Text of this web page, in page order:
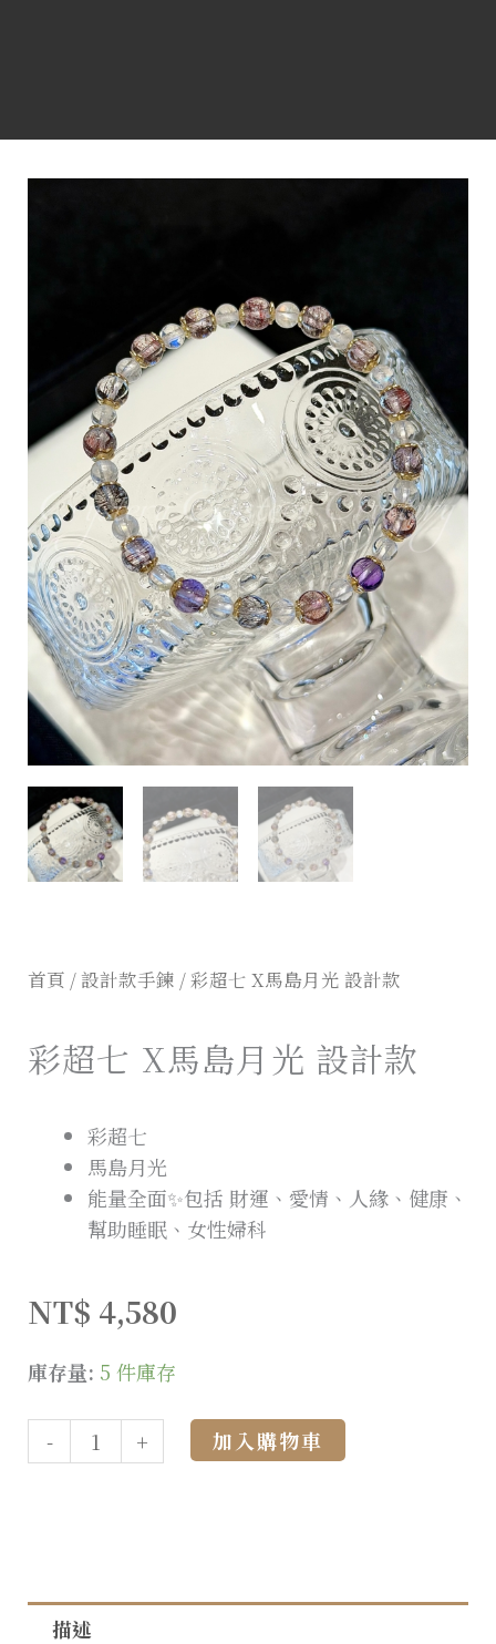
首頁 /設計款手鍊 / 彩超七 X馬島月光 設計款
彩超七 X馬島月光 設計款
彩超七
馬島月光
能量全面✨包括 財運、愛情、人緣、健康、
幫助睡眠、女性婦科
NT$ 4,580
庫存量: 5 件庫存
- + 加入購物車
描述